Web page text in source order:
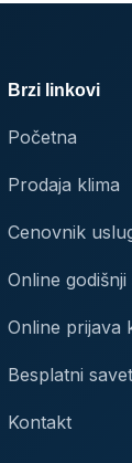
Brzi linkovi
Početna
Prodaja klima
Cenovnik
Online godišnji
Online prijava
Besplatni
Kontakt